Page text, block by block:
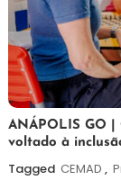
7
de
agosto
Maurilio
ANÁPOLIS GO |
voltado à
Tagged CEMAD ,